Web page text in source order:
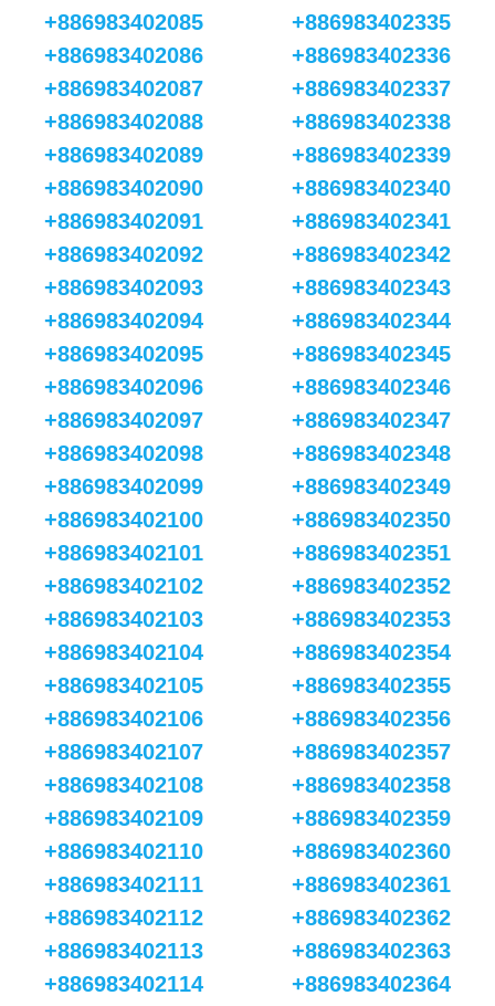
+886983402085
+886983402086
+886983402087
+886983402088
+886983402089
+886983402090
+886983402091
+886983402092
+886983402093
+886983402094
+886983402095
+886983402096
+886983402097
+886983402098
+886983402099
+886983402100
+886983402101
+886983402102
+886983402103
+886983402104
+886983402105
+886983402106
+886983402107
+886983402108
+886983402109
+886983402110
+886983402111
+886983402112
+886983402113
+886983402114
+886983402335
+886983402336
+886983402337
+886983402338
+886983402339
+886983402340
+886983402341
+886983402342
+886983402343
+886983402344
+886983402345
+886983402346
+886983402347
+886983402348
+886983402349
+886983402350
+886983402351
+886983402352
+886983402353
+886983402354
+886983402355
+886983402356
+886983402357
+886983402358
+886983402359
+886983402360
+886983402361
+886983402362
+886983402363
+886983402364